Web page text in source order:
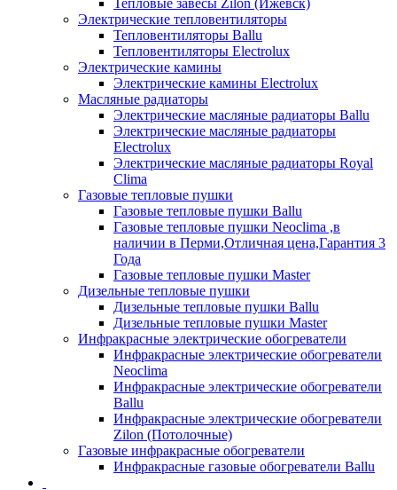
Тепловые завесы Zilon (Ижевск)
Электрические тепловентиляторы
Тепловентиляторы Ballu
Тепловентиляторы Electrolux
Электрические камины
Электрические камины Electrolux
Масляные радиаторы
Электрические масляные радиаторы Ballu
Электрические масляные радиаторы
Electrolux
Электрические масляные радиаторы Royal
Clima
Газовые тепловые пушки
Газовые тепловые пушки Ballu
Газовые тепловые пушки Neoclima ,в
наличии в Перми,Отличная цена,Гарантия 3
Года
Газовые тепловые пушки Master
Дизельные тепловые пушки
Дизельные тепловые пушки Ballu
Дизельные тепловые пушки Master
Инфракрасные электрические обогреватели
Инфракрасные электрические обогреватели
Neoclima
Инфракрасные электрические обогреватели
Ballu
Инфракрасные электрические обогреватели
Zilon (Потолочные)
Газовые инфракрасные обогреватели
Инфракрасные газовые обогреватели Ballu